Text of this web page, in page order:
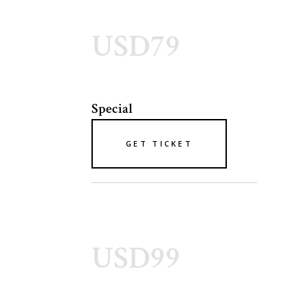
USD79
Special
GET TICKET
USD99